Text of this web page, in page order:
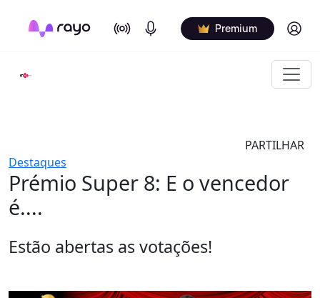
On Air Podcasts Premium Log in
PARTILHAR
Destaques
Prémio Super 8: E o vencedor
é....
Estão abertas as votações!